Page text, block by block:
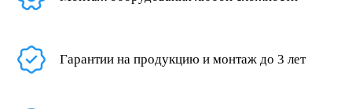
Гарантии на продукцию и монтаж до 3 лет